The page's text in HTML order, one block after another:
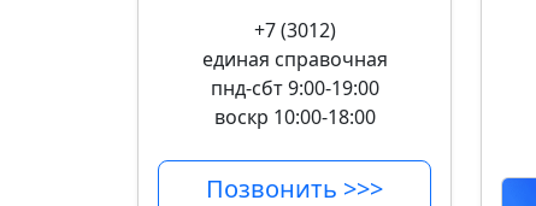
+7 (3012)
единая справочная
пнд-сбт 9:00-19:00
воскр 10:00-18:00
Позвонить >>>